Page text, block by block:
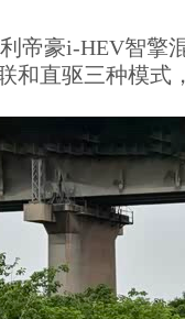
帝豪i-HEV智擎
直驱三种模式